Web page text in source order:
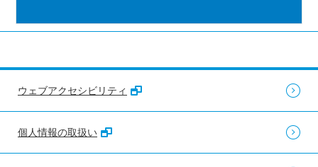
ウェブアクセシビリティ
個人情報の取扱い